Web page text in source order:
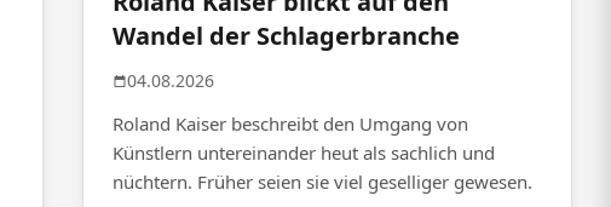
Wandel der Schlagerbranche
04.08.2026
Roland Kaiser beschreibt den Umgang von
Künstlern untereinander heut als sachlich und
nüchtern. Früher seien sie viel geselliger gewesen.